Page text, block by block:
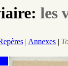
les
| Annexes |